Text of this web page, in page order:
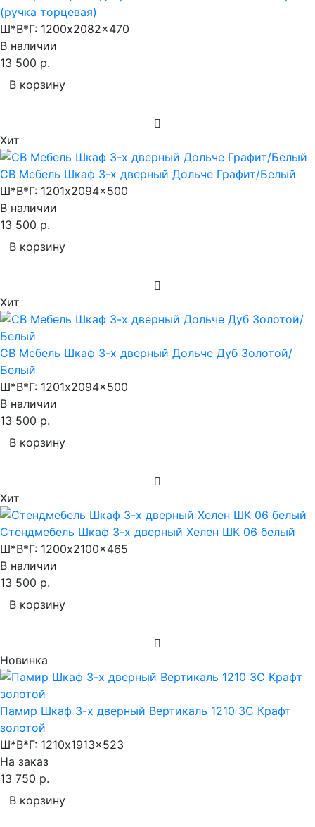
(ручка торцевая)
Ш*В*Г: 1200x2082x470
В наличии
13 500 р.
В корзину
Хит
СВ Мебель Шкаф 3-х дверный Дольче Графит/Белый
Ш*В*Г: 1201x2094x500
В наличии
13 500 р.
В корзину
Хит
СВ Мебель Шкаф 3-х дверный Дольче Дуб Золотой/
Белый
Ш*В*Г: 1201x2094x500
В наличии
13 500 р.
В корзину
Хит
Стендмебель Шкаф 3-х дверный Хелен ШК 06 белый
Ш*В*Г: 1200x2100x465
В наличии
13 500 р.
В корзину
Новинка
Памир Шкаф 3-х дверный Вертикаль 1210 3С Крафт
золотой
Ш*В*Г: 1210x1913x523
На заказ
13 750 р.
В корзину